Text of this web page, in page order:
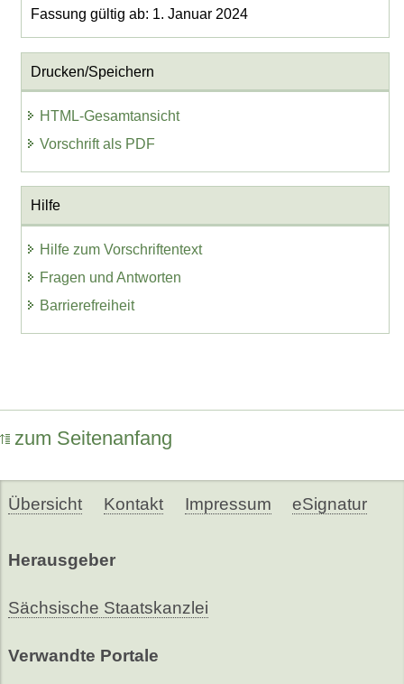
Fassung gültig ab: 1. Januar 2024
Drucken/Speichern
HTML-Gesamtansicht
Vorschrift als PDF
Hilfe
Hilfe zum Vorschriftentext
Fragen und Antworten
Barrierefreiheit
zum Seitenanfang
Übersicht Kontakt Impressum eSignatur
Herausgeber
Sächsische Staatskanzlei
Verwandte Portale